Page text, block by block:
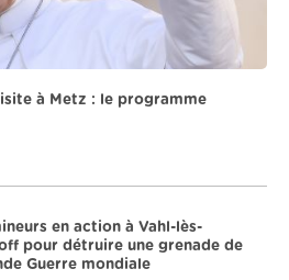
à Metz : le programme
en action à Vahl-lès-
pour détruire une grenade de
Guerre mondiale